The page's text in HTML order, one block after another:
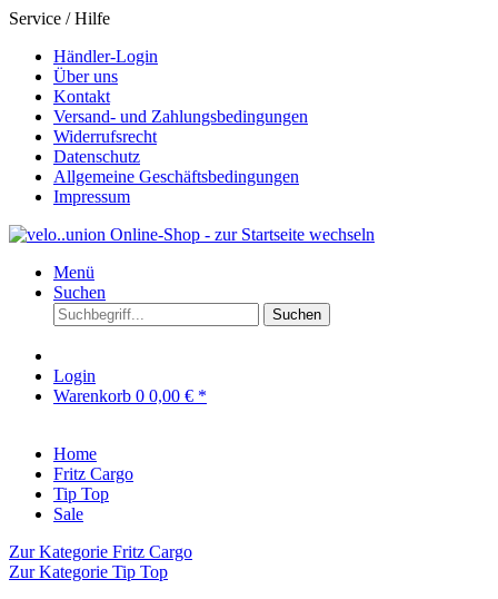
Service / Hilfe
Händler-Login
Über uns
Kontakt
Versand- und Zahlungsbedingungen
Widerrufsrecht
Datenschutz
Allgemeine Geschäftsbedingungen
Impressum
Menü
Suchen
Suchen
Login
Warenkorb 0 0,00 € *
Home
Fritz Cargo
Tip Top
Sale
Zur Kategorie Fritz Cargo
Zur Kategorie Tip Top